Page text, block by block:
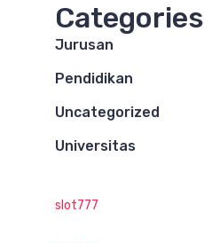
Categories
Jurusan
Pendidikan
Uncategorized
Universitas
slot777